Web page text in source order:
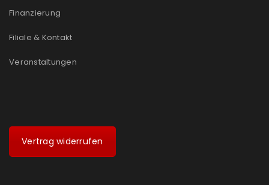
akzeptiere die
Finanzierung
Filiale & Kontakt
Veranstaltungen
Vertrag widerrufen